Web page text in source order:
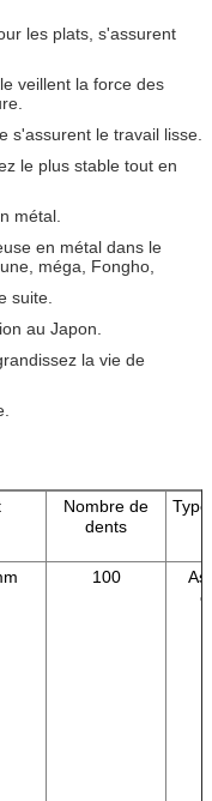
les plats, s'assurent
veillent la force des
s'assurent le travail lisse.
le plus stable tout en
métal.
en métal dans le
méga, Fongho,
suite.
au Japon.
la vie de
Nombre de
dents
100